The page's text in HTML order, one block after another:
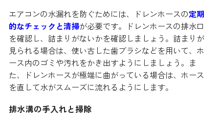
エアコンの水漏れを防ぐためには、ドレンホースの定期
的なチェックと清掃が必要です。ドレンホースの排水口
を確認し、詰まりがないかを確認しましょう。詰まりが
見られる場合は、使い古した歯ブラシなどを用いて、ホ
ース内のゴミや汚れをかき出すようにしましょう。ま
た、ドレンホースが極端に曲がっている場合は、ホース
を直して水がスムーズに流れるようにします。
排水溝の手入れと掃除